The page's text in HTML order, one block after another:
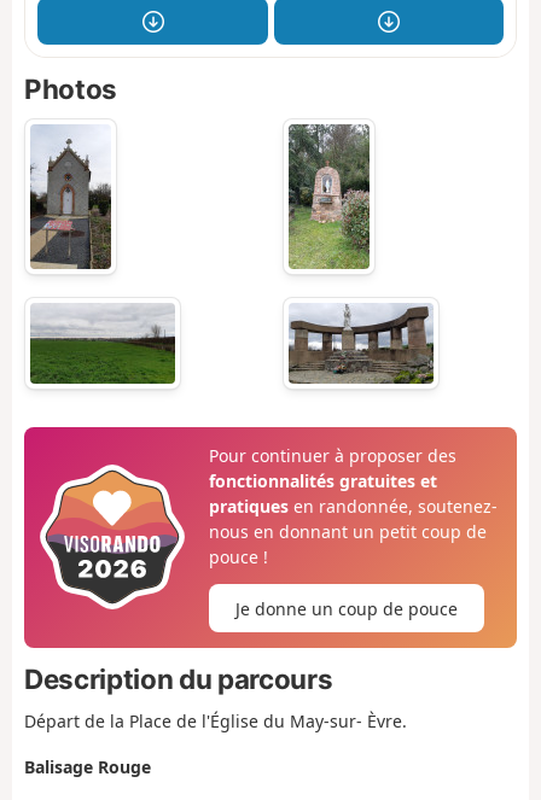
Photos
Pour continuer à proposer des
fonctionnalités gratuites et
pratiquesen randonnée, soutenez-
nous en donnant un petit coup de
pouce !
Je donne un coup de pouce
Description du parcours
Départ de la Place de l'Église du May-sur- Èvre.
Balisage Rouge